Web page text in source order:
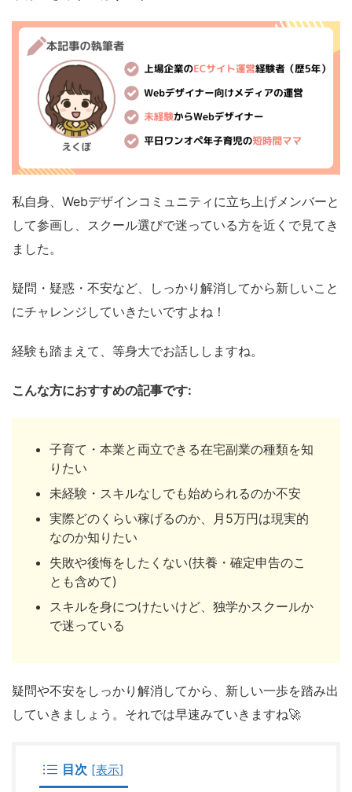
私自身、Webデザインコミュニティに立ち上げメンバーと
して参画し、スクール選びで迷っている方を近くで見てき
ました。
疑問・疑惑・不安など、しっかり解消してから新しいこと
にチャレンジしていきたいですよね！
経験も踏まえて、等身大でお話ししますね。
こんな方におすすめの記事です:
子育て・本業と両立できる在宅副業の種類を知
りたい
未経験・スキルなしでも始められるのか不安
実際どのくらい稼げるのか、月5万円は現実的
なのか知りたい
失敗や後悔をしたくない(扶養・確定申告のこ
とも含めて)
スキルを身につけたいけど、独学かスクールか
で迷っている
疑問や不安をしっかり解消してから、新しい一歩を踏み出
していきましょう。それでは早速みていきますね🚀
目次 [表示]